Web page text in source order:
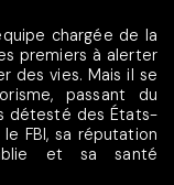
chargée de la
premiers à alerter
des vies. Mais il se
passant du
détesté des États-
FBI, sa réputation
et sa santé